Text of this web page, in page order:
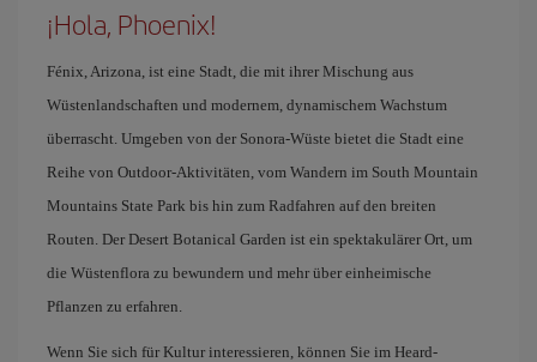
¡Hola, Phoenix!
Fénix, Arizona, ist eine Stadt, die mit ihrer Mischung aus
Wüstenlandschaften und modernem, dynamischem Wachstum
überrascht. Umgeben von der Sonora-Wüste bietet die Stadt eine
Reihe von Outdoor-Aktivitäten, vom Wandern im South Mountain
Mountains State Park bis hin zum Radfahren auf den breiten
Routen. Der Desert Botanical Garden ist ein spektakulärer Ort, um
die Wüstenflora zu bewundern und mehr über einheimische
Pflanzen zu erfahren.
Wenn Sie sich für Kultur interessieren, können Sie im Heard-